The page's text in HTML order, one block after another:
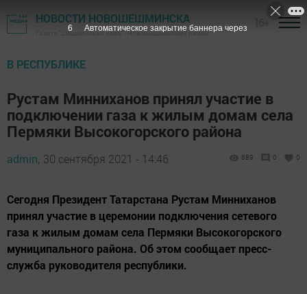
НОВОСТИ НОВОШЕШМИНСКА
Газета "Шешминская новь" - Новошешминский район
В РЕСПУБЛИКЕ
Рустам Минниханов принял участие в
подключении газа к жилым домам села
Пермяки Высокогорского района
admin, 30 сентября 2021 - 14:46 889 0 0
Сегодня Президент Татарстана Рустам Минниханов
принял участие в церемонии подключения сетевого
газа к жилым домам села Пермяки Высокогорского
муниципального района. Об этом сообщает пресс-
служба руководителя республики.
5 Автоматическое закрытие баннера через